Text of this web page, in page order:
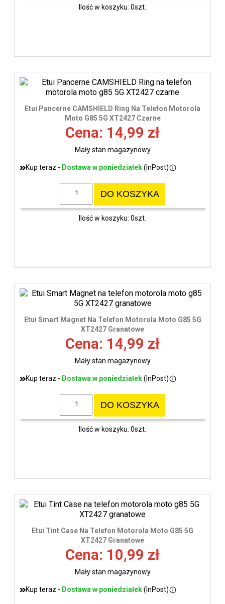
Ilość w koszyku: 0szt.
Etui Pancerne CAMSHIELD Ring Na Telefon Motorola
Moto G85 5G XT2427 Czarne
Cena: 14,99 zł
Mały stan magazynowy
Kup teraz - Dostawa w poniedziałek(InPost)
DO KOSZYKA
Ilość w koszyku: 0szt.
Etui Smart Magnet Na Telefon Motorola Moto G85 5G
XT2427 Granatowe
Cena: 14,99 zł
Mały stan magazynowy
Kup teraz - Dostawa w poniedziałek(InPost)
DO KOSZYKA
Ilość w koszyku: 0szt.
Etui Tint Case Na Telefon Motorola Moto G85 5G
XT2427 Granatowe
Cena: 10,99 zł
Mały stan magazynowy
Kup teraz - Dostawa w poniedziałek(InPost)